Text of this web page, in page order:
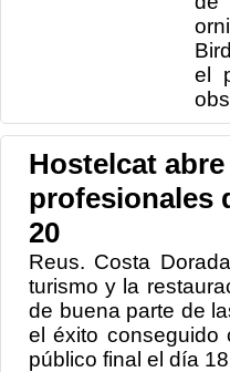
el
Hostelcat
profesionales
20
Reus. Costa
turismo y la
de buena parte de
el éxito conseguido
público final el día